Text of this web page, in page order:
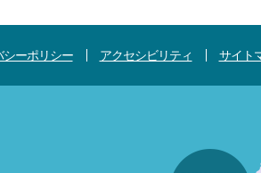
シーポリシー アクセシビリティ サイト